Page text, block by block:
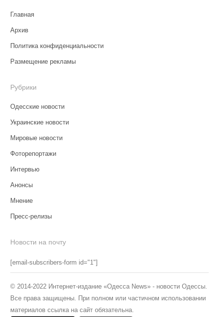
Главная
Архив
Политика конфиденциальности
Размещение рекламы
Рубрики
Одесские новости
Украинские новости
Мировые новости
Фоторепортажи
Интервью
Анонсы
Мнение
Пресс-релизы
Новости на почту
[email-subscribers-form id="1"]
© 2014-2022 Интернет-издание «Одесса News» - новости Одессы.
Все права защищены. При полном или частичном использовании
материалов ссылка на сайт обязательна.